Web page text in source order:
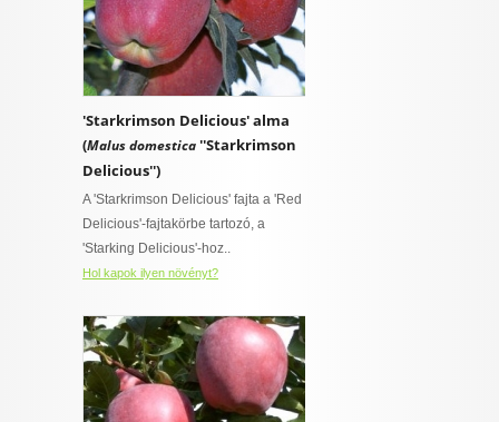
'Starkrimson Delicious' alma
(Malus domestica''Starkrimson
Delicious'')
A 'Starkrimson Delicious' fajta a 'Red
Delicious'-fajtakörbe tartozó, a
'Starking Delicious'-hoz..
Hol kapok ilyen növényt?